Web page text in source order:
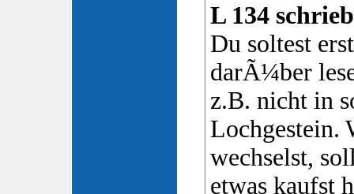
L 134
Du soltest
darÃ¼ber
z.B. nicht in
Lochgestein.
wechselst,
etwas kaufst